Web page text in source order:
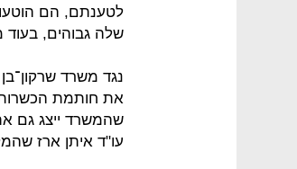
לטענתם, הם
שלה גבוהים,
נגד משרד
את חותמת
שהמשרד ייצג גם
עו"ד איתן ארז